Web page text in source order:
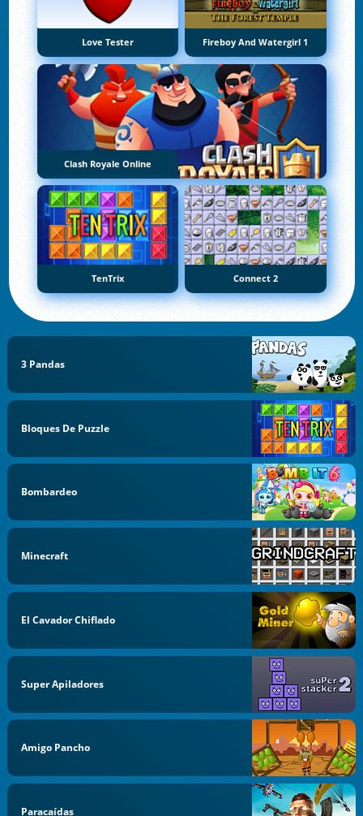
Love Tester Fireboy And Watergirl 1
Clash Royale Online
TenTrix Connect 2
3 Pandas
Bloques De Puzzle
Bombardeo
Minecraft
El Cavador Chiflado
Super Apiladores
Amigo Pancho
Paracaídas